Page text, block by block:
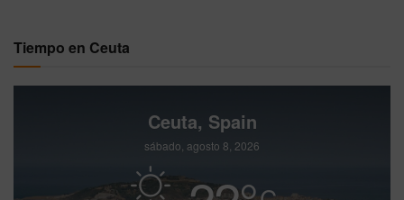
Tiempo en Ceuta
Ceuta, Spain
sábado, agosto 8, 2026